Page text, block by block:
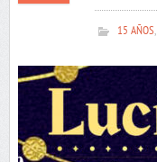
15 AÑOS,